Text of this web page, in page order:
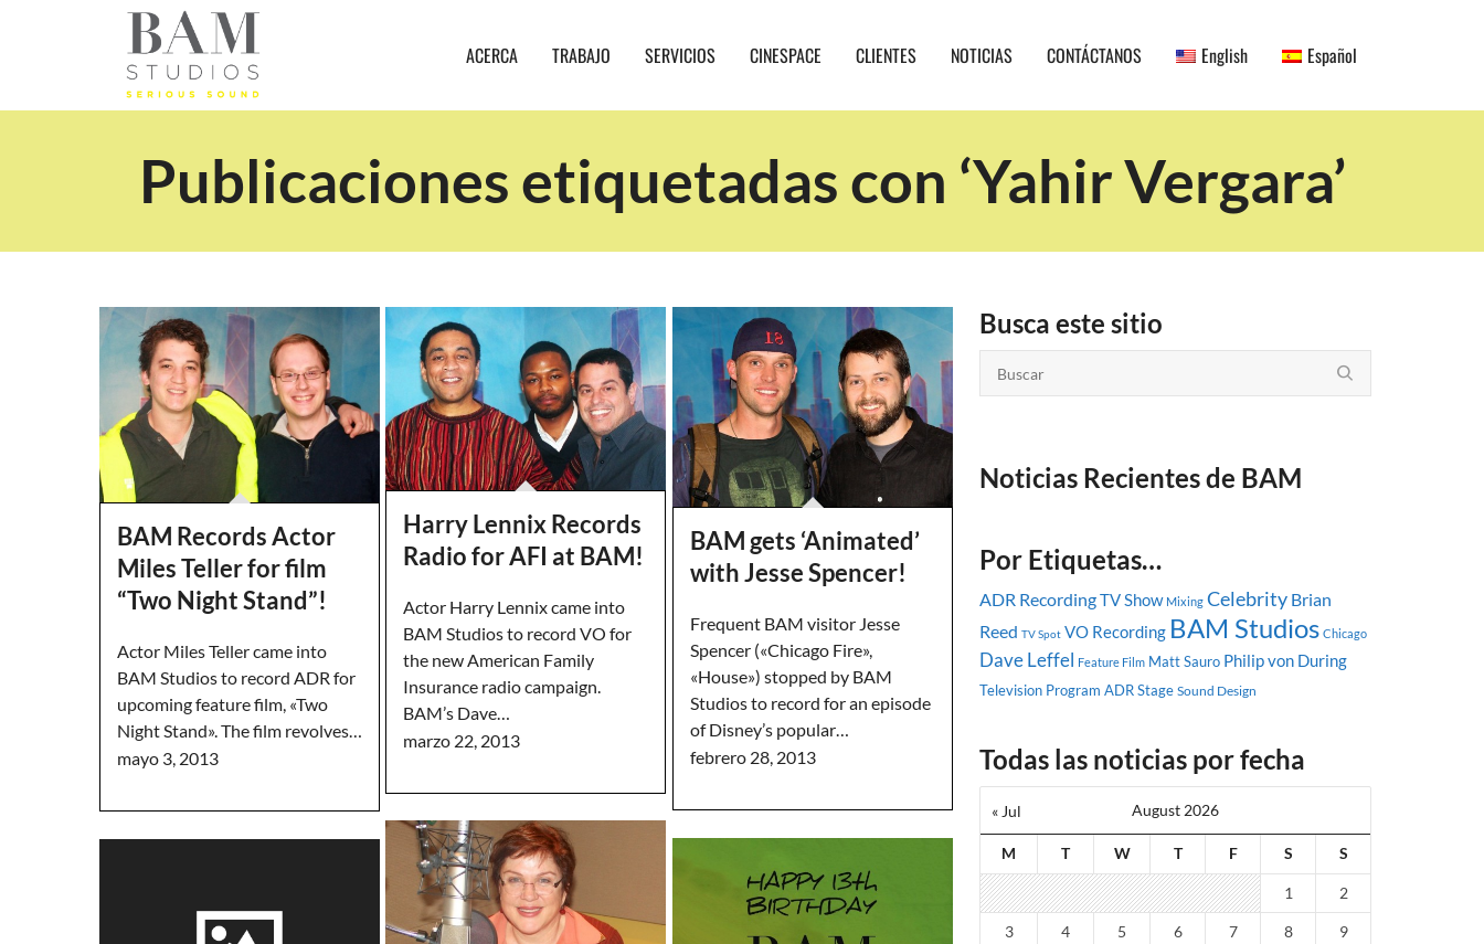
ACERCA TRABAJO SERVICIOS CINESPACE CLIENTES NOTICIAS CONTÁCTANOS English Español
Publicaciones etiquetadas con ‘Yahir Vergara’
BAM Records Actor
Miles Teller for film
“Two Night Stand”!
Actor Miles Teller came into
BAM Studios to record ADR for
upcoming feature film, «Two
Night Stand». The film revolves…
mayo 3, 2013
Harry Lennix Records
Radio for AFI at BAM!
Actor Harry Lennix came into
BAM Studios to record VO for
the new American Family
Insurance radio campaign.
BAM’s Dave…
marzo 22, 2013
BAM gets ‘Animated’
with Jesse Spencer!
Frequent BAM visitor Jesse
Spencer («Chicago Fire»,
«House») stopped by BAM
Studios to record for an episode
of Disney’s popular…
febrero 28, 2013
Busca este sitio
Noticias Recientes de BAM
Por Etiquetas…
ADR RecordingTV Show Mixing Celebrity Brian
Reed TV Spot VO Recording BAM Studios Chicago
Dave Leffel Feature Film Matt Sauro Philip von During
Television Program ADR Stage Sound Design
Todas las noticias por fecha
August 2026
M T W T F S S
« Jul
1 2
3 4 5 6 7 8 9